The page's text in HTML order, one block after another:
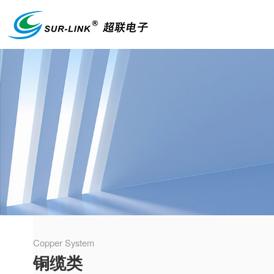
Copper System
铜缆类